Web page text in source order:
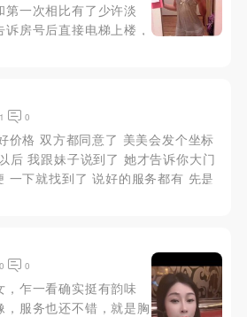
一次相比有了少许淡
房号后直接电梯上楼，
进入房间，第一眼感觉
房，二层为卧室，客厅
拿出拖鞋...
1 0
价格 双方都同意了 美美会发个坐标
后 我跟妹子说到了 她才告诉你大门
一下就找到了 说好的服务都有 先是
后 她就带着我往浴室走 鸳鸯浴的时
0 0
乍一看确实挺有韵味
，服务也还不错，就是胸